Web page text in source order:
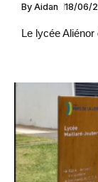
By Aidan 18/06/
Le lycée Aliénor